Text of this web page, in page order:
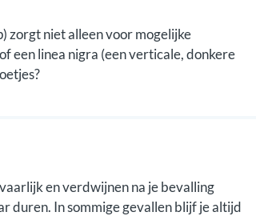
zorgt niet alleen voor mogelijke
een linea nigra (een verticale, donkere
en verdwijnen na je bevalling
duren. In sommige gevallen blijf je altijd